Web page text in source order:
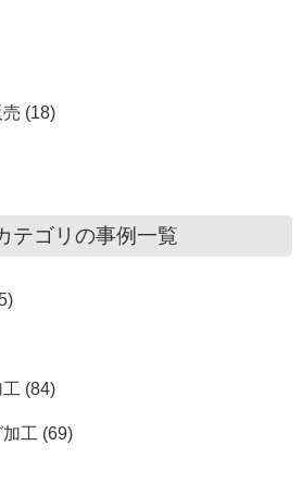
(18)
テゴリの事例一覧
(84)
工 (69)